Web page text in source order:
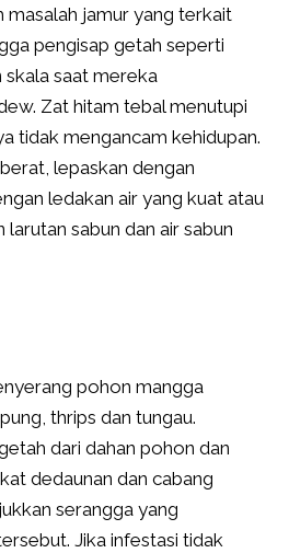
masalah jamur yang terkait
pengisap getah seperti
skala saat mereka
Zat hitam tebal menutupi
tidak mengancam kehidupan.
lepaskan dengan
ledakan air yang kuat atau
sabun dan air sabun
pohon mangga
thrips dan tungau.
dari dahan pohon dan
dedaunan dan cabang
serangga yang
Jika infestasi tidak